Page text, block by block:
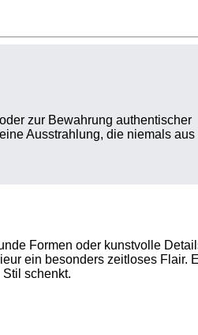
zur Bewahrung authentischer
Ausstrahlung, die niemals aus
Formen oder kunstvolle
ein besonders zeitloses Flair.
schenkt.